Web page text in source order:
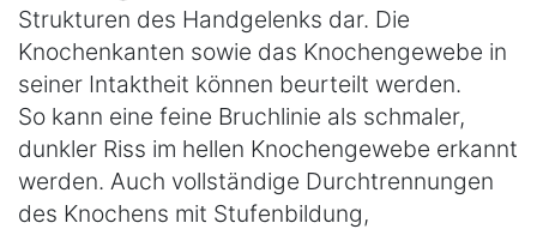
Strukturen des Handgelenks dar. Die
Knochenkanten sowie das Knochengewebe in
seiner Intaktheit können beurteilt werden.
So kann eine feine Bruchlinie als schmaler,
dunkler Riss im hellen Knochengewebe erkannt
werden. Auch vollständige Durchtrennungen
des Knochens mit Stufenbildung,